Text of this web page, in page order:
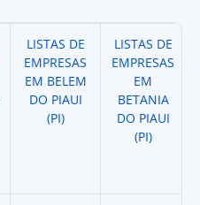
LISTAS DE
EMPRESAS
EM BELEM
DO PIAUI
(PI)
LISTAS DE
EMPRESAS
EM
BETANIA
DO PIAUI
(PI)